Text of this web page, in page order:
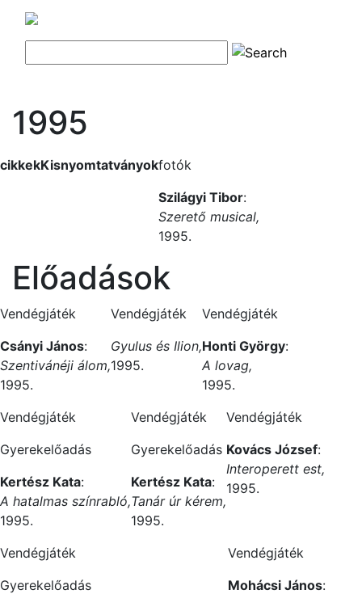
1995
cikkekKisnyomtatványokfotók
Szilágyi Tibor:
Szerető musical,
1995.
Előadások
Vendégjáték
Csányi János:
Szentivánéji álom,
1995.
Vendégjáték
Gyulus és Ilion,
1995.
Vendégjáték
Honti György:
A lovag,
1995.
Vendégjáték
Gyerekelőadás
Kertész Kata:
A hatalmas színrabló,
1995.
Vendégjáték
Gyerekelőadás
Kertész Kata:
Tanár úr kérem,
1995.
Vendégjáték
Kovács József:
Interoperett est,
1995.
Vendégjáték
Gyerekelőadás
Vendégjáték
Mohácsi János: